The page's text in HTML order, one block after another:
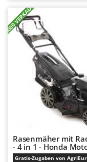
+4000 VERKAUFT
Rasenmäher mit
- 4 in 1 - Honda
Gratis-Zugaben von